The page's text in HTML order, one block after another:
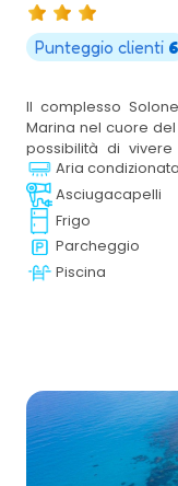
Punteggio clienti 6
Il complesso
Marina nel cuore
possibilità di
territorio del Parco,
Velia, l’antica Elea,
atmosfere naturali
cristallino insignito
Aria condizionata
Asciugacapelli
Frigo
Parcheggio
Piscina